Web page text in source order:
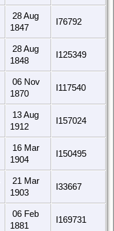
28 Aug
1847
I76792
28 Aug
1848
I125349
06 Nov
1870
I117540
13 Aug
1912
I157024
16 Mar
1904
I150495
21 Mar
1903
I33667
06 Feb
1881
I169731